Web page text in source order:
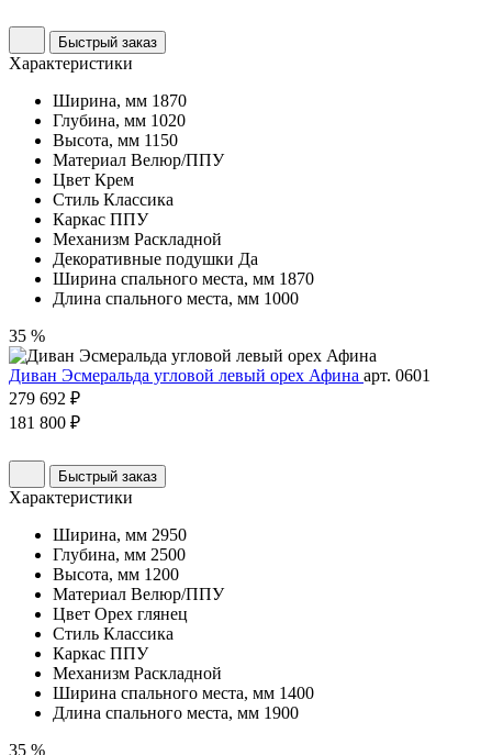
Быстрый заказ
Характеристики
Ширина, мм 1870
Глубина, мм 1020
Высота, мм 1150
Материал Велюр/ППУ
Цвет Крем
Стиль Классика
Каркас ППУ
Механизм Раскладной
Декоративные подушки Да
Ширина спального места, мм 1870
Длина спального места, мм 1000
35 %
Диван Эсмеральда угловой левый орех Афина арт. 0601
279 692 ₽
181 800 ₽
Быстрый заказ
Характеристики
Ширина, мм 2950
Глубина, мм 2500
Высота, мм 1200
Материал Велюр/ППУ
Цвет Орех глянец
Стиль Классика
Каркас ППУ
Механизм Раскладной
Ширина спального места, мм 1400
Длина спального места, мм 1900
35 %